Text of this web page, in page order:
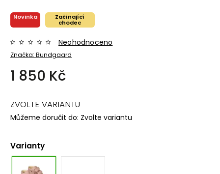
Novinka Začínající
chodec
Značka: Bundgaard
Neohodnoceno
Varianty
1 850 Kč
ZVOLTE VARIANTU
Můžeme doručit do: Zvolte variantu